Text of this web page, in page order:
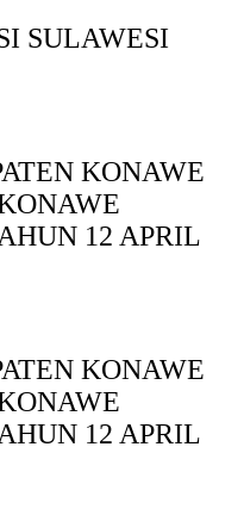
SULAWESI
KONAWE
12 APRIL
KONAWE
12 APRIL